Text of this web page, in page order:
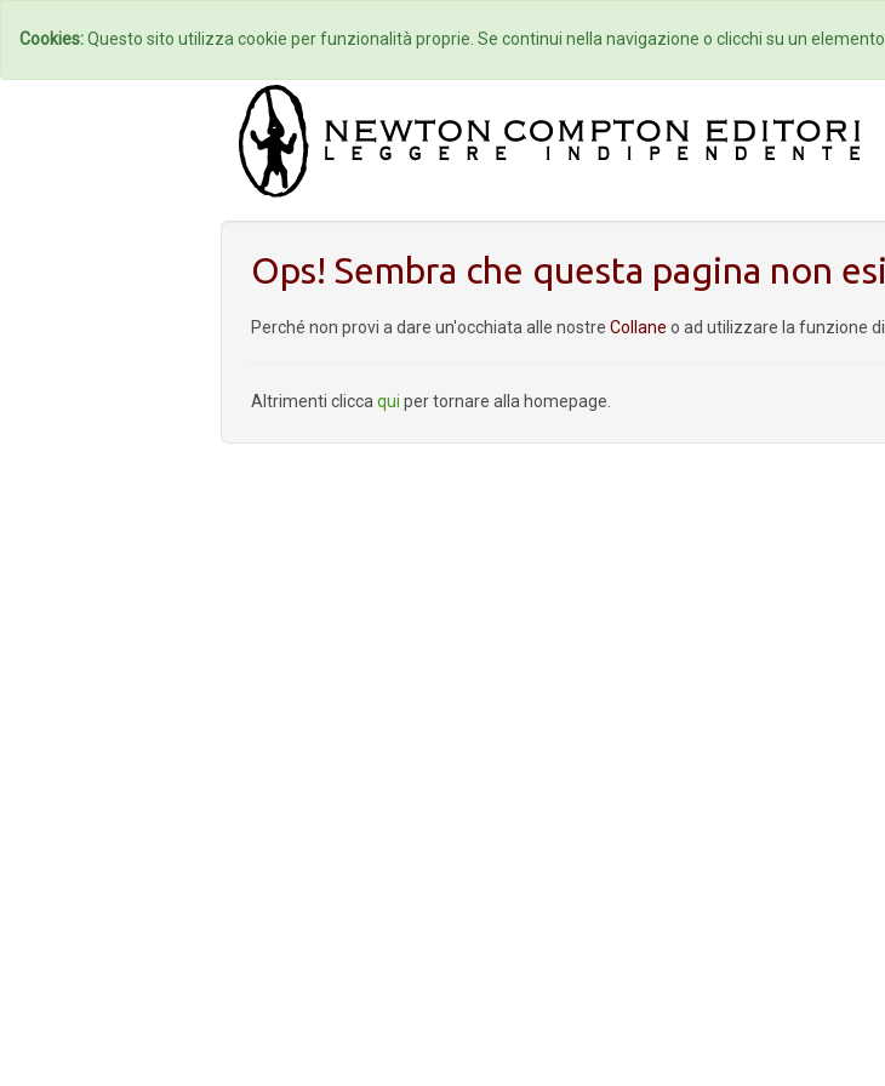
Home Autori Eventi Collane
Ops! Sembra che questa pagina non
Perché non provi a dare un'occhiata alle nostre Collane o ad utilizzare la funzione
Altrimenti clicca qui per tornare alla homepage.
Cookies:Questo sito utilizza cookie per funzionalità proprie. Se continui nella navigazione o clicchi su un